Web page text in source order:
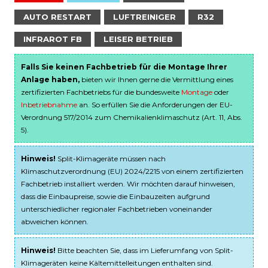
AUTO RESTART LUFTREINIGER R32
INFRAROT FB LEISER BETRIEB
Falls Sie keinen Fachbetrieb für die Montage Ihrer
Anlage haben, bieten wir Ihnen gerne die Vermittlung eines
zertifizierten Fachbetriebs für die bundesweite Montage oder
Inbetriebnahme an. So erfüllen Sie die Anforderungen der EU-
Verordnung 517/2014 zum Chemikalienklimaschutz (Art. 11, Abs.
5).
Hinweis! Split-Klimageräte müssen nach
Klimaschutzverordnung (EU) 2024/2215 von einem zertifizierten
Fachbetrieb installiert werden. Wir möchten darauf hinweisen,
dass die Einbaupreise, sowie die Einbauzeiten aufgrund
unterschiedlicher regionaler Fachbetrieben voneinander
abweichen können.
Hinweis! Bitte beachten Sie, dass im Lieferumfang von Split-
Klimageräten keine Kältemittelleitungen enthalten sind.